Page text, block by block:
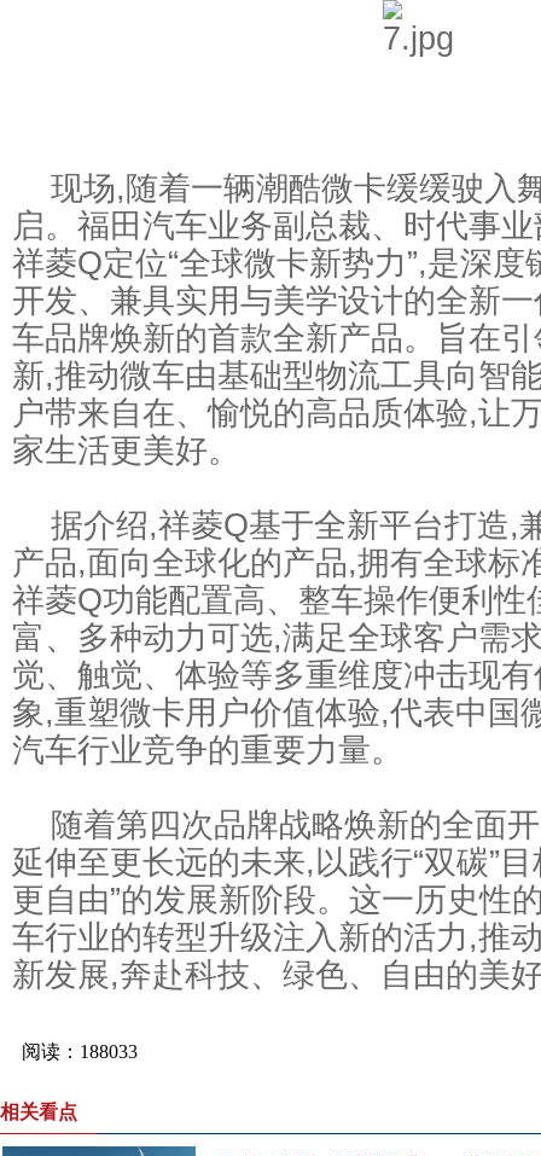
现场,随着一辆潮酷微卡缓缓驶入
启。福田汽车业务副总裁、时代事
祥菱Q定位“全球微卡新势力”,是深
开发、兼具实用与美学设计的全新
车品牌焕新的首款全新产品。旨在
新,推动微车由基础型物流工具向智
户带来自在、愉悦的高品质体验,让
家生活更美好。
据介绍,祥菱Q基于全新平台打造,
产品,面向全球化的产品,拥有全球标
祥菱Q功能配置高、整车操作便利性
富、多种动力可选,满足全球客户需
觉、触觉、体验等多重维度冲击现
象,重塑微卡用户价值体验,代表中国
汽车行业竞争的重要力量。
随着第四次品牌战略焕新的全面
延伸至更长远的未来,以践行“双碳”
更自由”的发展新阶段。这一历史性
车行业的转型升级注入新的活力,推
新发展,奔赴科技、绿色、自由的美
相关看点